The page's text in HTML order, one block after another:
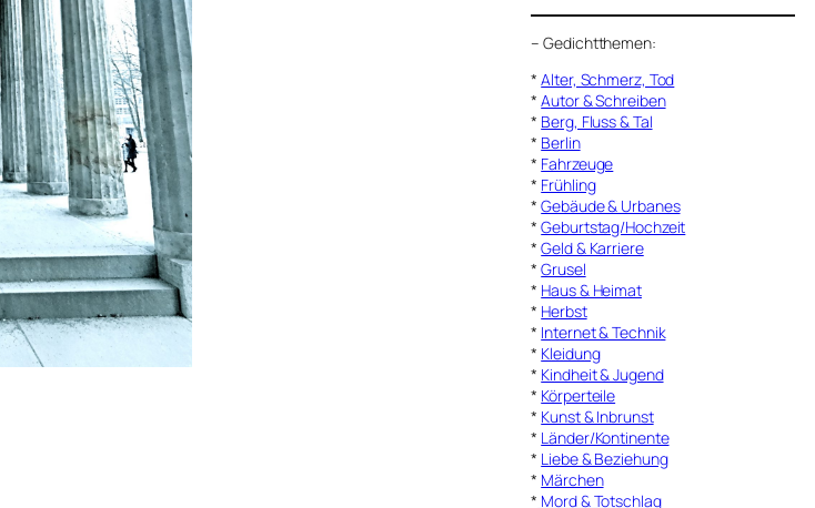
–Gedichtthemen:
*Alter, Schmerz, Tod
*Autor & Schreiben
* Berg, Fluss & Tal
* Berlin
* Fahrzeuge
* Frühling
*Gebäude & Urbanes
*Geburtstag/Hochzeit
*Geld & Karriere
*Grusel
* Haus & Heimat
* Herbst
* Internet & Technik
* Kleidung
* Kindheit & Jugend
* Körperteile
* Kunst & Inbrunst
* Länder/Kontinente
* Liebe & Beziehung
* Märchen
* Mord & Totschlag